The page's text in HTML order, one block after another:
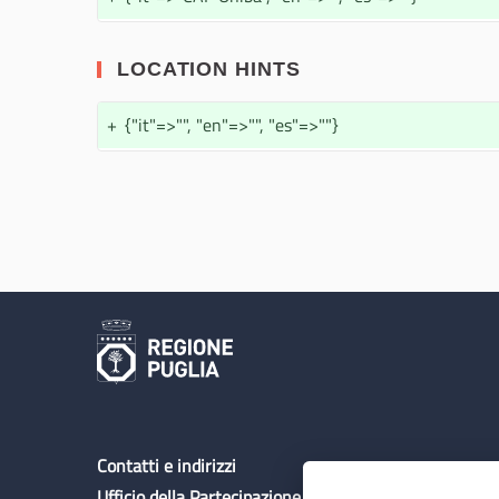
LOCATION HINTS
+ {"it"=>"", "en"=>"", "es"=>""}
Contatti e indirizzi